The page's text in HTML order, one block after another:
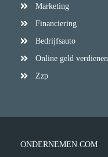
Marketing
Financiering
Bedrijfsauto
Online geld verdienen
Zzp
ONDERNEMEN.COM